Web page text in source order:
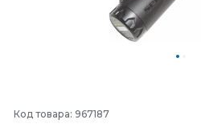
Код товара: 967187